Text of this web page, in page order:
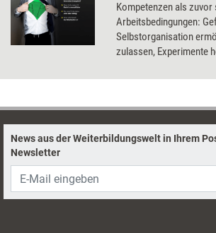
Kompetenzen als
Arbeitsbedingungen:
Selbstorganisation
zulassen, Experimente
News aus der Weiterbildungswelt in Ihrem
Newsletter